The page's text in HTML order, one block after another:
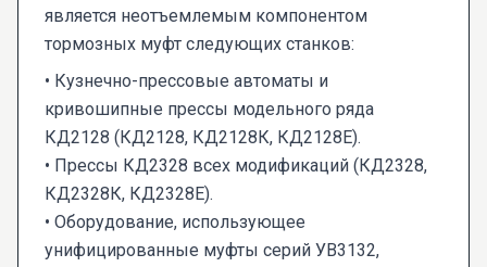
является неотъемлемым компонентом
тормозных муфт следующих станков:
• Кузнечно-прессовые автоматы и
кривошипные прессы модельного ряда
КД2128 (КД2128, КД2128К, КД2128Е).
• Прессы КД2328 всех модификаций (КД2328,
КД2328К, КД2328Е).
• Оборудование, использующее
унифицированные муфты серий УВ3132,